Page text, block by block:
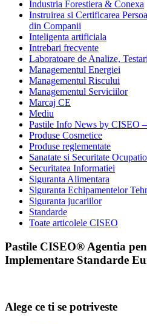
Industria Forestiera & Conexa
Instruirea si Certificarea
din Companii
Inteligenta artificiala
Intrebari frecvente
Laboratoare de Analize,
Managementul Energiei
Managementul Riscului
Managementul Serviciilor
Marcaj CE
Mediu
Pastile Info News by CISEO
Produse Cosmetice
Produse reglementate
Sanatate si Securitate
Securitatea Informatiei
Siguranta Alimentara
Siguranta Echipamentelor
Siguranta jucariilor
Standarde
Toate articolele CISEO
Pastile CISEO® Agentia
Implementare Standarde
Alege ce ti se potriveste